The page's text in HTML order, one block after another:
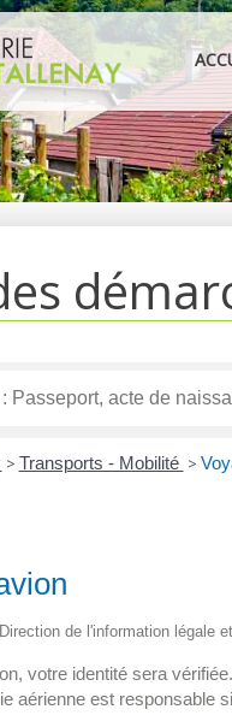
> Transports - Mobilité >
de l'information légale
votre identité sera
aérienne est responsable